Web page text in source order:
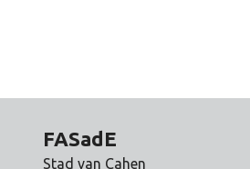
FASadE
Stad van Cahen